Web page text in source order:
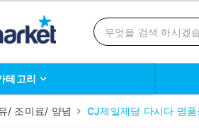
테고리
/ 조미료/ 양념 CJ제일제당 다시다 명